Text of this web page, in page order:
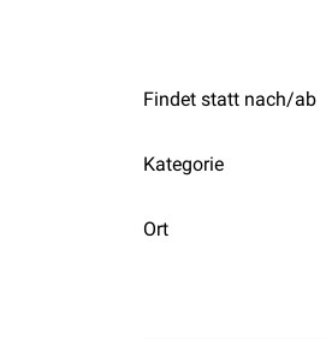
Findet statt nach/ab
Kategorie
Ort